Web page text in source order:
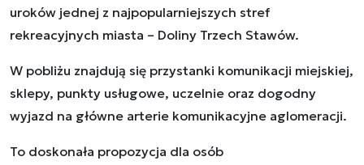
uroków jednej z najpopularniejszych stref
rekreacyjnych miasta – Doliny Trzech Stawów.
W pobliżu znajdują się przystanki komunikacji miejskiej,
sklepy, punkty usługowe, uczelnie oraz dogodny
wyjazd na główne arterie komunikacyjne aglomeracji.
To doskonała propozycja dla osób